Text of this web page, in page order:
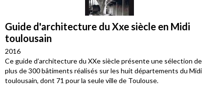
Guide d'architecture du Xxe siècle en Midi
toulousain
2016
Ce guide d’architecture du XXe siècle présente une sélection de
plus de 300 bâtiments réalisés sur les huit départements du Midi
toulousain, dont 71 pour la seule ville de Toulouse.